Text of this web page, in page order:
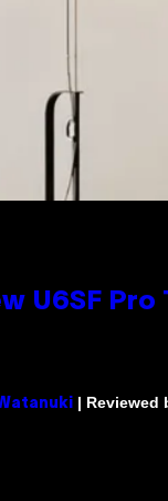
U6SF
| Reviewed